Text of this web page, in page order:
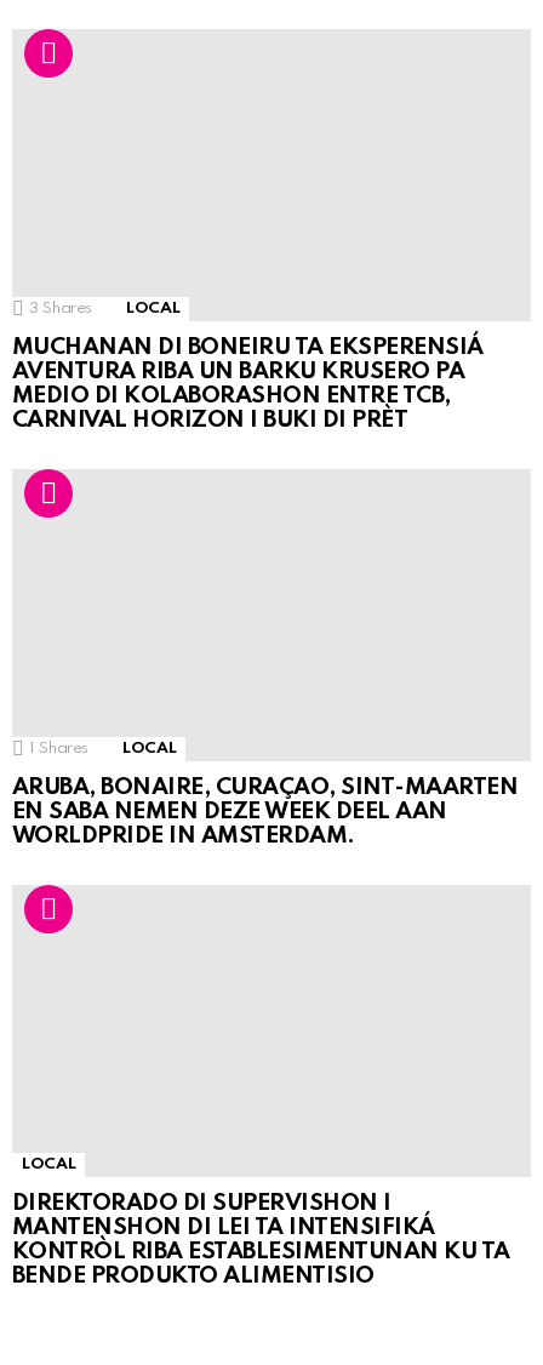
3 Shares LOCAL
MUCHANAN DI BONEIRU TA EKSPERENSIÁ
AVENTURA RIBA UN BARKU KRUSERO PA
MEDIO DI KOLABORASHON ENTRE TCB,
CARNIVAL HORIZON I BUKI DI PRÈT
Shares LOCAL
ARUBA, BONAIRE, CURAÇAO, SINT-MAARTEN
EN SABA NEMEN DEZE WEEK DEEL AAN
WORLDPRIDE IN AMSTERDAM.
LOCAL
DIREKTORADO DI SUPERVISHON I
MANTENSHON DI LEI TA INTENSIFIKÁ
KONTRÒL RIBA ESTABLESIMENTUNAN KU TA
BENDE PRODUKTO ALIMENTISIO